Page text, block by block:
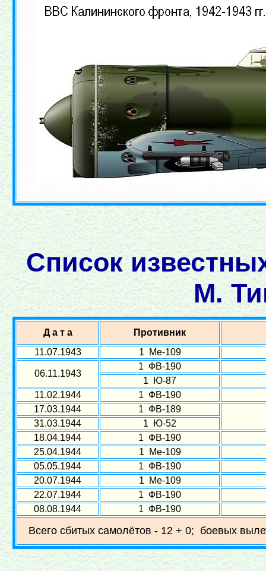
Список
М.
Д а т а
Противник
11.07.1943
1 Ме-109
06.11.1943
1 ФВ-190
1 Ю-87
11.02.1944
1 ФВ-190
17.03.1944
1 ФВ-189
31.03.1944
1 Ю-52
18.04.1944
1 ФВ-190
25.04.1944
1 Ме-109
05.05.1944
1 ФВ-190
20.07.1944
1 Ме-109
22.07.1944
1 ФВ-190
08.08.1944
1 ФВ-190
Всего сбитых самолётов - 12 + 0; боевых